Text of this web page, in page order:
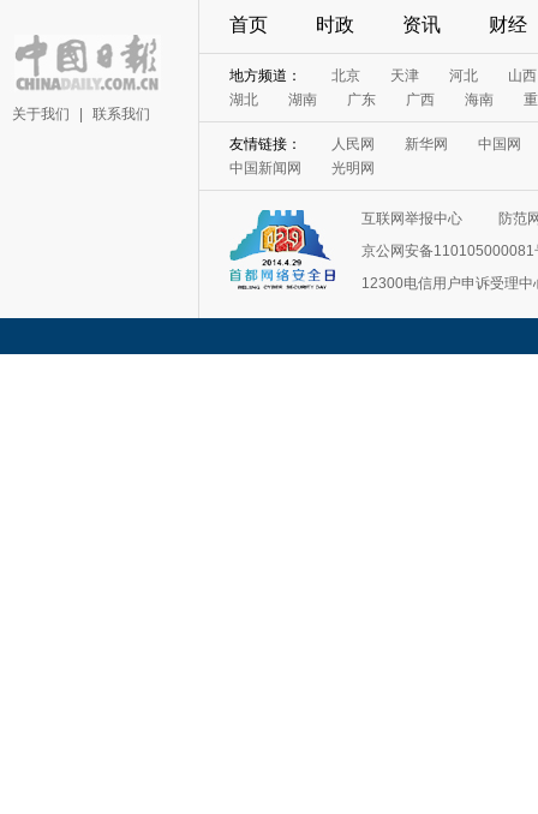
关于我们 联系我们
首页 时政 资讯 财经
地方频道： 北京 天津 河北
山西
湖北
湖南 广东 广西 海南
友情链接： 人民网 新华网
中国网
中国新闻网
光明网
互联网举报中心
防范
京公网安备110105000081
12300电信用户申诉受理中